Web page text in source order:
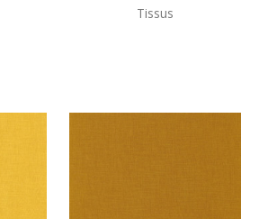
Tissus